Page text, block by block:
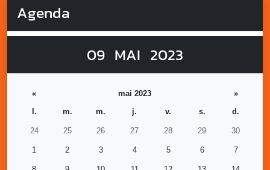
Agenda
09 MAI 2023
« mai 2023
»
l.
m. m. j. v. s. d.
24 25 26 27 28 29 30
1 2 3 4 5 6 7